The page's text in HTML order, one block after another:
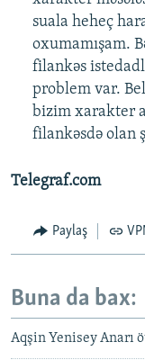
suala heheç
oxumamışam.
filankəs
problem var.
bizim xarakter
filankəsdə olan
Telegraf.com
Paylaş
Buna da bax:
Aqşin Yenisey Anarı